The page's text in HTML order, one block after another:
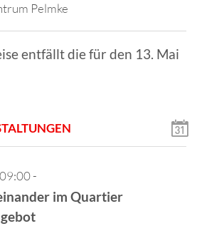
Pelmke
entfällt die für den 13. Mai
09:00-
im Quartier